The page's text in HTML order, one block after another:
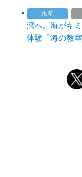
水産
湾へ。海がキ
体験「海の教